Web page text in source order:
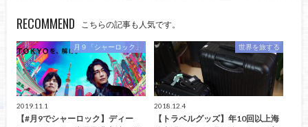
RECOMMEND こちらの記事も人気です。
月９「シャーロック」
2019.11.1
【#月9でシャーロック】ディー
世界を旅する
2018.12.4
【トラベルグッズ】年10回以上海